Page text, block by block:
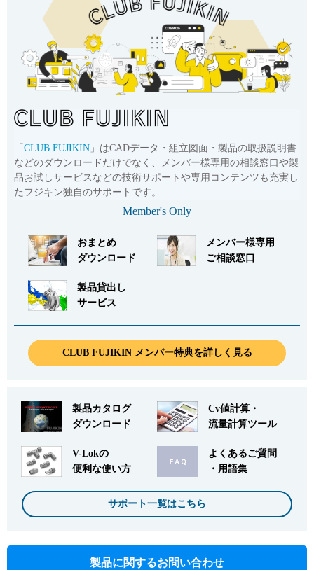
「 CLUB FUJIKIN 」はCADデータ・組立図面・製品の取扱説明書
などのダウンロードだけでなく、メンバー様専用の相談窓口や製
品お試しサービスなどの技術サポートや専用コンテンツも充実し
たフジキン独自のサポートです。
Member's Only
おまとめ
ダウンロード
メンバー様専用
ご相談窓口
製品貸出し
サービス
CLUB FUJIKIN メンバー特典を詳しく見る
製品カタログ
ダウンロード
Cv値計算・
流量計算ツール
V-Lokの
便利な使い方
よくあるご質問
・用語集
サポート一覧はこちら
製品に関するお問い合わせ